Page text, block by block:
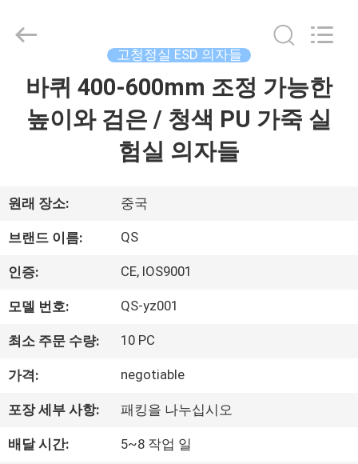
우
리
에
여
공
Suzhou
Co.,Ltd.
Reserved.
고청정실 ESD 의자들
바퀴 400-600mm 조정 가능한
높이와 검은 / 청색 PU 가죽 실
험실 의자들
원래 장소: 중국
브랜드 이름: QS
인증: CE, IOS9001
모델 번호: QS-yz001
최소 주문 수량: 10 PC
가격: negotiable
포장 세부 사항: 패킹을 나누십시오
배달 시간: 5~8 작업 일